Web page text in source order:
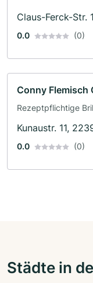
Claus-Ferck-Str.
0.0 (0)
Conny Flemisch
Rezeptpflichtige
Kunaustr. 11,
0.0 (0)
Städte in